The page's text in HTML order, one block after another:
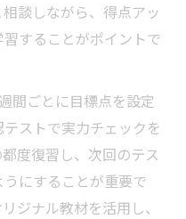
談しながら、得点アッ
することがポイントで
間ごとに目標点を設定
ストで実力チェックを
度復習し、次回のテス
にすることが重要で
ジナル教材を活用し、